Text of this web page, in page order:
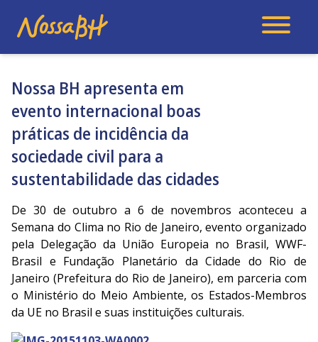
Nossa BH apresenta em
evento internacional boas
práticas de incidência da
sociedade civil para a
sustentabilidade das cidades
De 30 de outubro a 6 de novembros aconteceu a
Semana do Clima no Rio de Janeiro, evento organizado
pela Delegação da União Europeia no Brasil, WWF-
Brasil e Fundação Planetário da Cidade do Rio de
Janeiro (Prefeitura do Rio de Janeiro), em parceria com
o Ministério do Meio Ambiente, os Estados-Membros
da UE no Brasil e suas instituições culturais.